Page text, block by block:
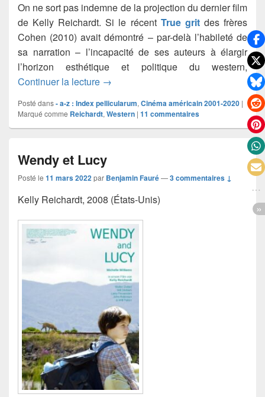
On ne sort pas indemne de la projection du dernier film
de Kelly Reichardt. Si le récent True gritdes frères
Cohen (2010) avait démontré – par-delà l’habileté de
sa narration – l’incapacité de ses auteurs à élargir
l’horizon esthétique et politique du western,
Continuer la lecture La dernière piste (Meek’s cutoff)
→
Posté dans- a-z : Index pellicularum, Cinéma américain 2001-2020 |
Marqué comme Reichardt, Western | 11 commentaires
Wendy et Lucy
Posté le 11 mars 2022par Benjamin Fauré—3 commentaires ↓
Kelly Reichardt, 2008 (États-Unis)